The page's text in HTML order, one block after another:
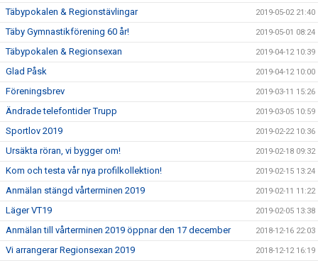
Täbypokalen & Regionstävlingar 2019-05-02 21:40
Täby Gymnastikförening 60 år! 2019-05-01 08:24
Täbypokalen & Regionsexan 2019-04-12 10:39
Glad Påsk 2019-04-12 10:00
Föreningsbrev 2019-03-11 15:26
Ändrade telefontider Trupp 2019-03-05 10:59
Sportlov 2019 2019-02-22 10:36
Ursäkta röran, vi bygger om! 2019-02-18 09:32
Kom och testa vår nya profilkollektion! 2019-02-15 13:24
Anmälan stängd vårterminen 2019 2019-02-11 11:22
Läger VT19 2019-02-05 13:38
Anmälan till vårterminen 2019 öppnar den 17 december 2018-12-16 22:03
Vi arrangerar Regionsexan 2019 2018-12-12 16:19